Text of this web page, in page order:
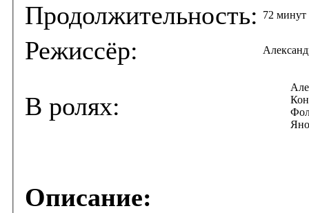
Продолжительность: 72 минут
Режиссёр:
В ролях:
Описание: